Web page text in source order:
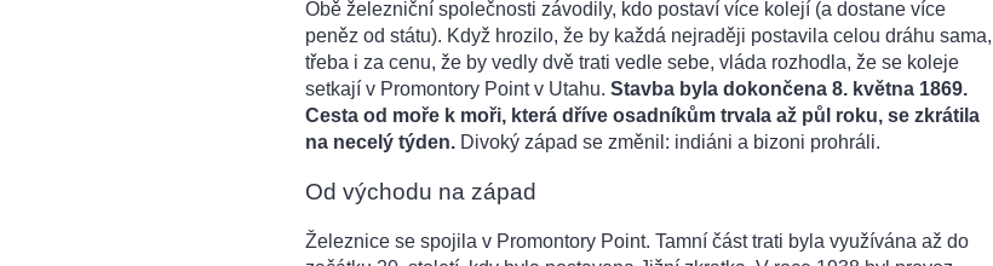
Obě železniční společnosti závodily, kdo postaví více kolejí (a dostane více
peněz od státu). Když hrozilo, že by každá nejraději postavila celou dráhu sama,
třeba i za cenu, že by vedly dvě trati vedle sebe, vláda rozhodla, že se koleje
setkají v Promontory Point v Utahu. Stavba byla dokončena 8. května 1869.
Cesta od moře k moři, která dříve osadníkům trvala až půl roku, se zkrátila
na necelý týden. Divoký západ se změnil: indiáni a bizoni prohráli.
Od východu na západ
Železnice se spojila v Promontory Point. Tamní část trati byla využívána až do